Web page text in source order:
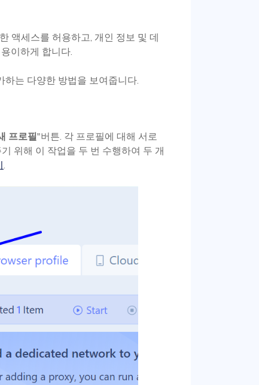
액세스를 허용하고, 개인 정보 및 데
이하게 합니다.
는 다양한 방법을 보여줍니다.
프로필"버튼. 각 프로필에 대해 서로
위해 이 작업을 두 번 수행하여 두 개